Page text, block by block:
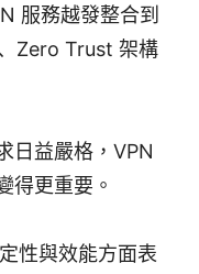
服務越發整合到
Zero Trust 架構
日益嚴格，VPN
得更重要。
性與效能方面表